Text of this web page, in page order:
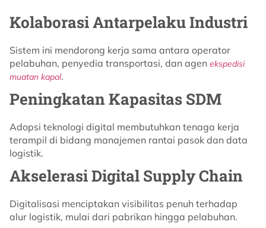
Kolaborasi Antarpelaku Industri
Sistem ini mendorong kerja sama antara operator
pelabuhan, penyedia transportasi, dan agen ekspedisi
muatan kapal.
Peningkatan Kapasitas SDM
Adopsi teknologi digital membutuhkan tenaga kerja
terampil di bidang manajemen rantai pasok dan data
logistik.
Akselerasi Digital Supply Chain
Digitalisasi menciptakan visibilitas penuh terhadap
alur logistik, mulai dari pabrikan hingga pelabuhan.